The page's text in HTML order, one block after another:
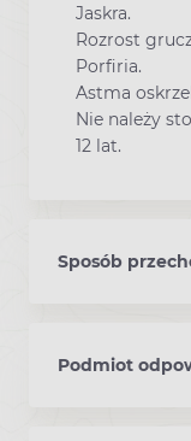
Jaskra.
Rozrost
Porfiria.
Astma
Nie należy
12 lat.
Sposób
Podmiot